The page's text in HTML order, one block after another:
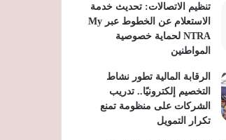
تنظيم الاتصالات: تحديث خدمة
الاستعلام عن الخطوط عبر My
NTRA لحماية خصوصية
المواطنين
الرقابة المالية تطور نشاط
التخصيم إلكترونيًا.. تدريب
الشركات على منظومة تمنع
تكرار التمويل